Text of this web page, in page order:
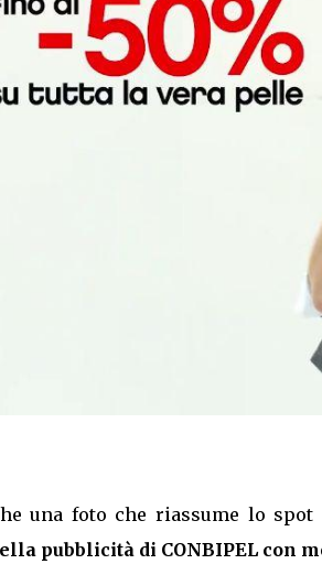
una foto che riassume lo
pubblicità di CONBIPEL con